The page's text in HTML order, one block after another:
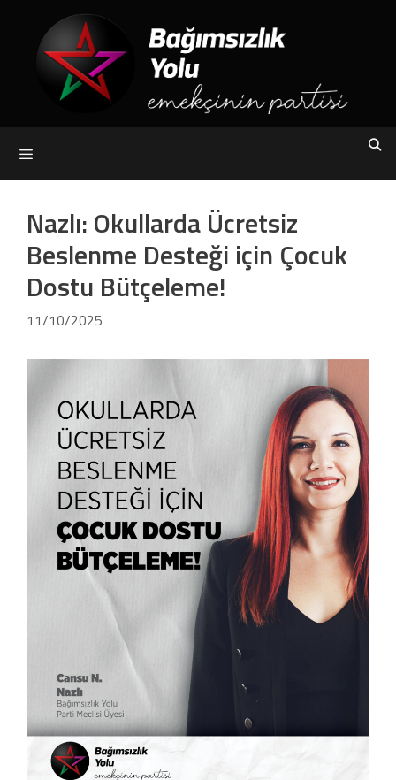
content
Nazlı: Okullarda Ücretsiz
Beslenme Desteği için Çocuk
Dostu Bütçeleme!
11/10/2025